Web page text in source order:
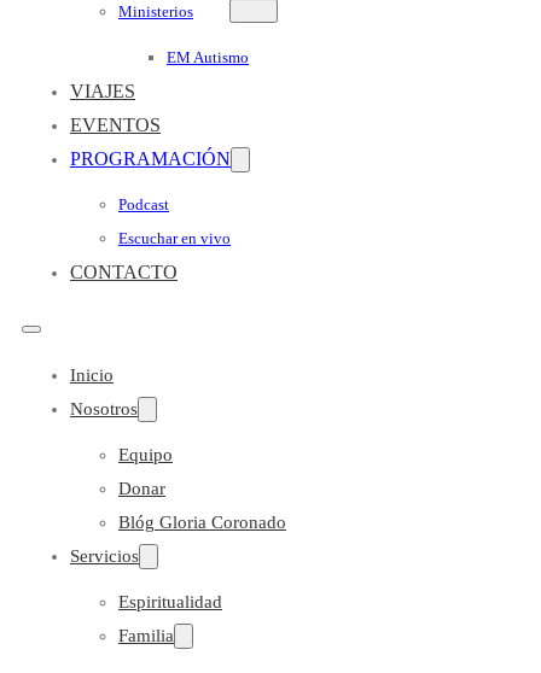
Ministerios
EM Autismo
VIAJES
EVENTOS
PROGRAMACIÓN
Podcast
Escuchar en vivo
CONTACTO
Inicio
Nosotros
Equipo
Donar
Blóg Gloria Coronado
Servicios
Espiritualidad
Familia